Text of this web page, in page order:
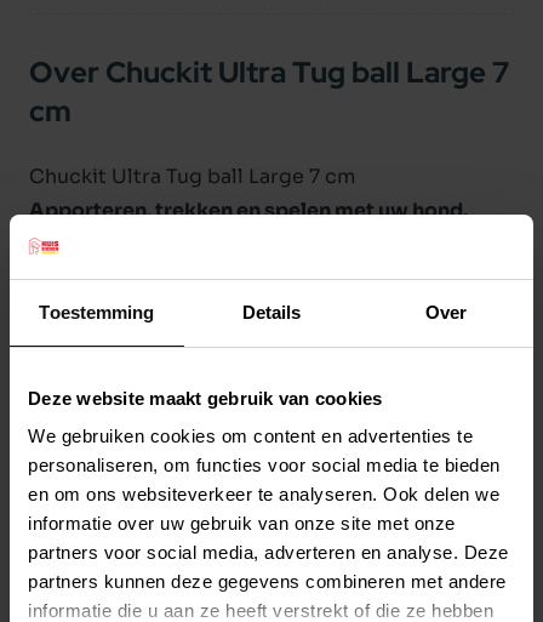
Toestemming Details Over
Deze website maakt gebruik van cookies
We gebruiken cookies om content en advertenties te
personaliseren, om functies voor social media te bieden
en om ons websiteverkeer te analyseren. Ook delen we
informatie over uw gebruik van onze site met onze
partners voor social media, adverteren en analyse. Deze
partners kunnen deze gegevens combineren met andere
informatie die u aan ze heeft verstrekt of die ze hebben
Over Chuckit Ultra Tug ball Large 7
cm
Chuckit Ultra Tug ball Large 7 cm
Apporteren, trekken en spelen met uw hond.
Gemakkelijk weg te gooien d.m.v. het lint. Geen
vieze handen omdat u de tennisbal niet meer op
hoeft te pakken. Voorzien van de originele ultra
tennisbal van Chuckit! Ideaal om te trekken met
Maat Large: 7 cm doorsnee.
Lees meer
Productspecificaties
Stel uw bestelherinnering in:(2 weken)
Elke
Elke
4 weken
Elke
6 weken